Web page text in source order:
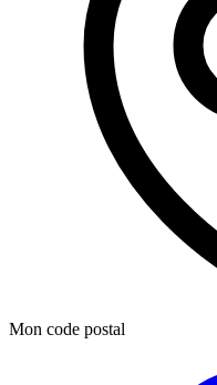
Mon code postal